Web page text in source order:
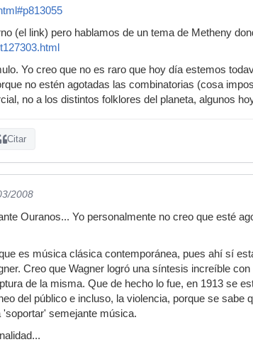
(el link) pero hablamos de un tema de Metheny
Yo creo que no es raro que hoy día estemos
no estén agotadas las combinatorias (cosa
no a los distintos folklores del planeta, algunos
Citar
2008
Ouranos... Yo personalmente no creo que esté
es música clásica contemporánea, pues ahí sí
Creo que Wagner logró una síntesis increíble
de la misma. Que de hecho lo fue, en 1913 se
del público e incluso, la violencia, porque se
'soportar' semejante música.